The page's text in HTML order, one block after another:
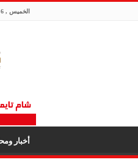
الخميس , 6 أغسطس 2026
أخبار